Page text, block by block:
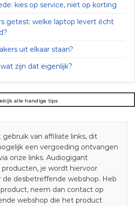
kies op service, niet op korting
getest: welke laptop levert écht
uit elkaar staan?
zijn dat eigenlijk?
alle handige tips
van affiliate links, dit
een vergoeding ontvangen
onze links. Audiogigant
je wordt hiervoor
de desbetreffende webshop. Heb
neem dan contact op
webshop die het product